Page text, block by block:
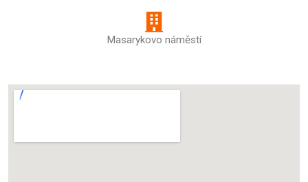
Masarykovo náměstí